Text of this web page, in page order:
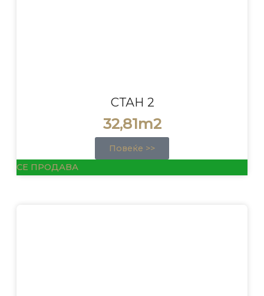
СТАН 2
32,81m2
Повеќе >>
СЕ ПРОДАВА